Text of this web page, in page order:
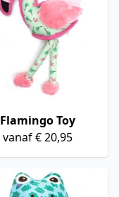
Flamingo Toy
vanaf € 20,95